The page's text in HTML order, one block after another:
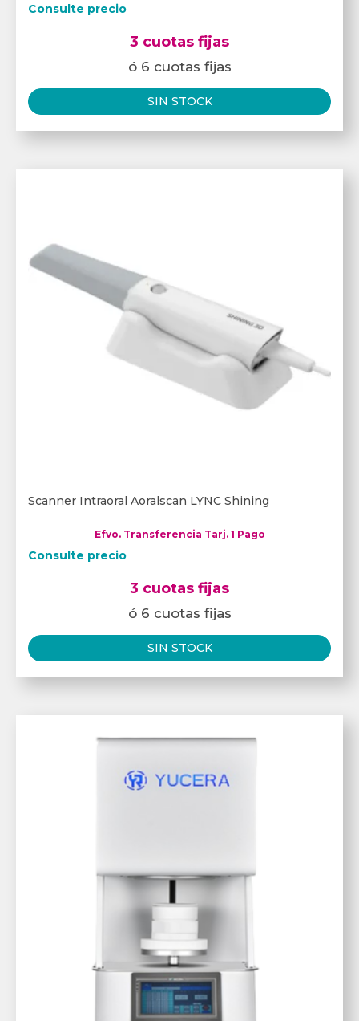
Consulte precio
3 cuotas fijas
ó 6 cuotas fijas
SIN STOCK
Scanner Intraoral Aoralscan LYNC Shining
Efvo. Transferencia Tarj. 1 Pago
Consulte precio
3 cuotas fijas
ó 6 cuotas fijas
SIN STOCK